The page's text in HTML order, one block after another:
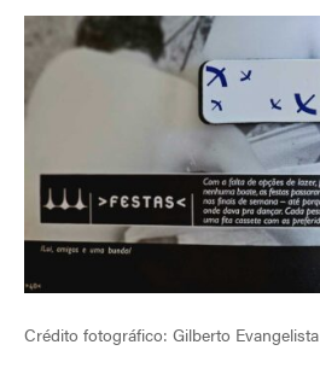
Crédito fotográfico: Gilberto Evangelista